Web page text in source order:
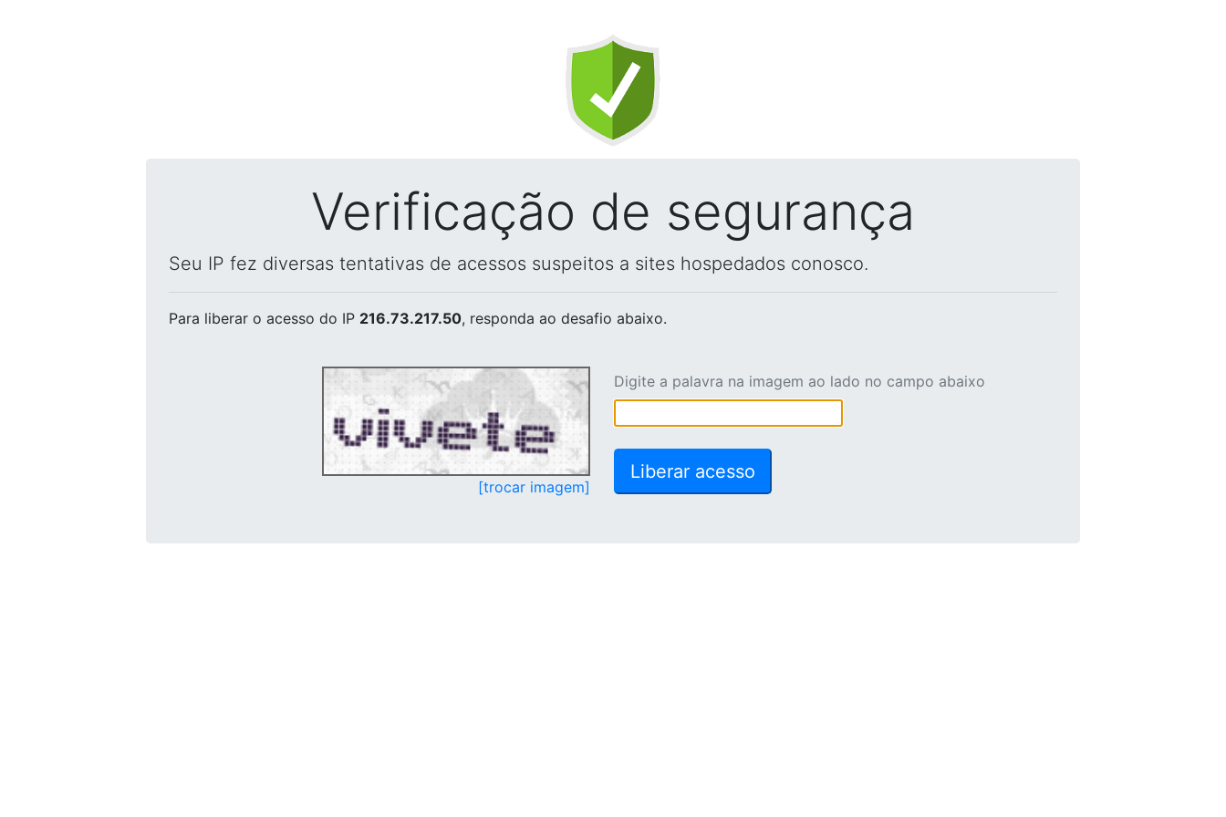
Verificação de segurança
Seu IP fez diversas tentativas de acessos suspeitos a sites hospedados conosco.
Para liberar o acesso do IP 216.73.217.50, responda ao desafio abaixo.
[trocar imagem]
Digite a palavra na imagem ao lado no campo abaixo